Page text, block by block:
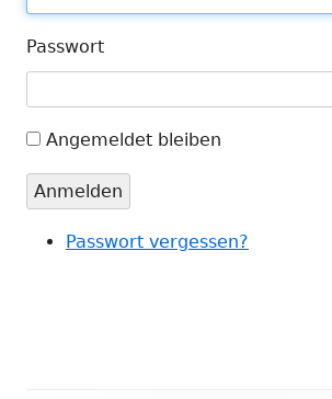
Passwort
Angemeldet bleiben
Anmelden
Passwort vergessen?